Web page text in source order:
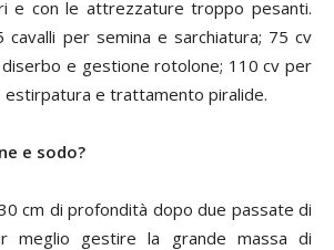
e con le attrezzature troppo pesanti.
per semina e sarchiatura; 75 cv
diserbo e gestione rotolone; 110 cv per
estirpatura e trattamento piralide.
e sodo?
cm di profondità dopo due passate di
meglio gestire la grande massa di